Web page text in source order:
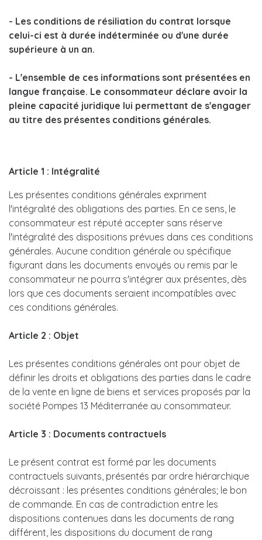
- Les conditions de résiliation du contrat lorsque
celui-ci est à durée indéterminée ou d'une durée
supérieure à un an.
- L'ensemble de ces informations sont présentées en
langue française. Le consommateur déclare avoir la
pleine capacité juridique lui permettant de s'engager
au titre des présentes conditions générales.
Article 1 : Intégralité
Les présentes conditions générales expriment
l'intégralité des obligations des parties. En ce sens, le
consommateur est réputé accepter sans réserve
l'intégralité des dispositions prévues dans ces conditions
générales. Aucune condition générale ou spécifique
figurant dans les documents envoyés ou remis par le
consommateur ne pourra s'intégrer aux présentes, dès
lors que ces documents seraient incompatibles avec
ces conditions générales.
Article 2 : Objet
Les présentes conditions générales ont pour objet de
définir les droits et obligations des parties dans le cadre
de la vente en ligne de biens et services proposés par la
société Pompes 13 Méditerranée au consommateur.
Article 3 : Documents contractuels
Le présent contrat est formé par les documents
contractuels suivants, présentés par ordre hiérarchique
décroissant : les présentes conditions générales; le bon
de commande. En cas de contradiction entre les
dispositions contenues dans les documents de rang
différent, les dispositions du document de rang